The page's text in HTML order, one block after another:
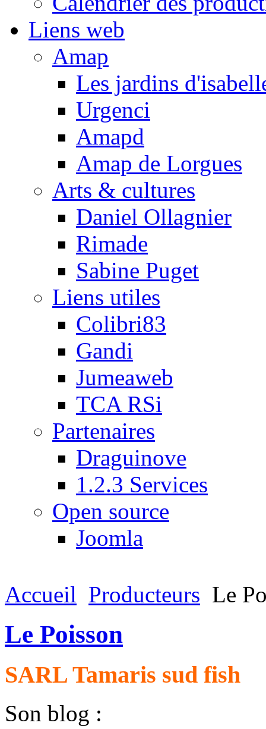
Liens web
Amap
Les jardins
Urgenci
Amapd
Amap de Lorgues
Arts & cultures
Daniel Ollagnier
Rimade
Sabine Puget
Liens utiles
Colibri83
Gandi
Jumeaweb
TCA RSi
Partenaires
Draguinove
1.2.3 Services
Open source
Joomla
Accueil Producteurs Le
Le Poisson
SARL Tamaris sud fish
Son blog :